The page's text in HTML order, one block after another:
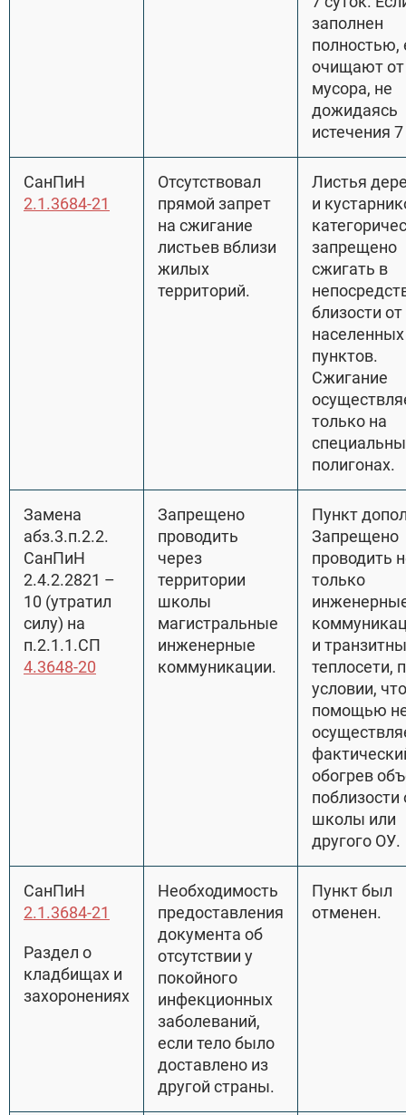
заполнен
полностью,
очищают от
мусора, не
дожидаясь
истечения
СанПиН
2.1.3684-21
Отсутствовал
прямой запрет
на сжигание
листьев вблизи
жилых
территорий.
Листья
и
запрещено
сжигать в
близости от
населенных
пунктов.
Сжигание
только на
полигонах.
Замена
абз.3.п.2.2.
СанПиН
2.4.2.2821 –
10 (утратил
силу) на
п.2.1.1.СП
4.3648-20
Запрещено
проводить
через
территории
школы
магистральные
инженерные
коммуникации.
Пункт
Запрещено
проводить
только
и
теплосети,
условии,
помощью
обогрев
поблизости
школы или
другого ОУ.
СанПиН
2.1.3684-21
Раздел о
кладбищах и
захоронениях
Необходимость
предоставления
документа об
отсутствии у
покойного
инфекционных
заболеваний,
если тело было
доставлено из
другой страны.
Пункт был
отменен.